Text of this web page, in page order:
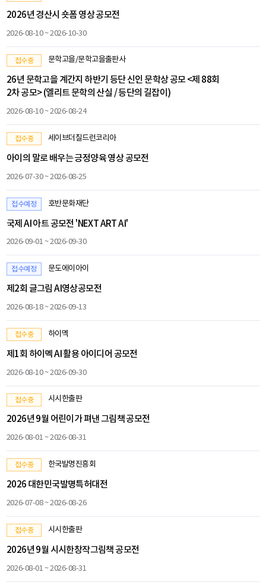
2026년 경산시 숏폼 영상 공모전
2026-08-10 ~ 2026-10-30
접수중 문학고을/문학고을출판사
26년 문학고을 계간지 하반기 등단 신인 문학상 공모 <제 88회
2차 공모> (엘리트 문학의 산실 / 등단의 길잡이)
2026-08-10 ~ 2026-08-24
접수중 세이브더칠드런코리아
아이의 말로 배우는 긍정양육 영상 공모전
2026-07-30 ~ 2026-08-25
접수예정 호반문화재단
국제 AI 아트 공모전 'NEXT ART AI'
2026-09-01 ~ 2026-09-30
접수예정 문도에이아이
제2회 글그림 AI영상공모전
2026-08-18 ~ 2026-09-13
접수중 하이멕
제1회 하이멕 AI 활용 아이디어 공모전
2026-08-10 ~ 2026-09-30
접수중 시시한출판
2026년 9월 어린이가 펴낸 그림책 공모전
2026-08-01 ~ 2026-08-31
접수중 한국발명진흥회
2026 대한민국발명특허대전
2026-07-08 ~ 2026-08-26
접수중 시시한출판
2026년 9월 시시한창작그림책 공모전
2026-08-01 ~ 2026-08-31